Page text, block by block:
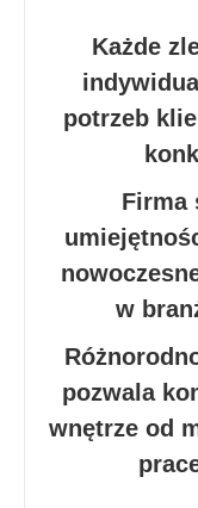
Każde
potrzeb
Firma
w
pozwala
wnętrze od